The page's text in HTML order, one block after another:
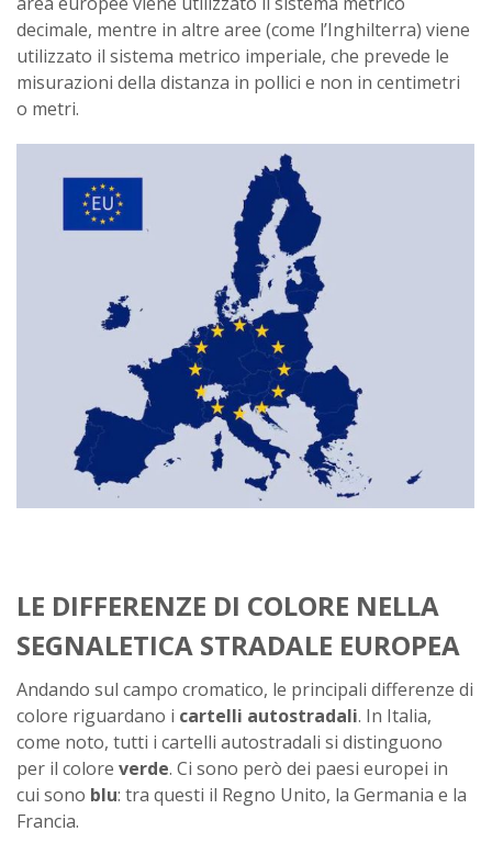
decimale, mentre in altre aree (come l’Inghilterra) viene
utilizzato il sistema metrico imperiale, che prevede le
misurazioni della distanza in pollici e non in centimetri
o metri.
LE DIFFERENZE DI COLORE NELLA
SEGNALETICA STRADALE EUROPEA
Andando sul campo cromatico, le principali differenze di
colore riguardano i cartelli autostradali. In Italia,
come noto, tutti i cartelli autostradali si distinguono
per il colore verde. Ci sono però dei paesi europei in
cui sono blu: tra questi il Regno Unito, la Germania e la
Francia.